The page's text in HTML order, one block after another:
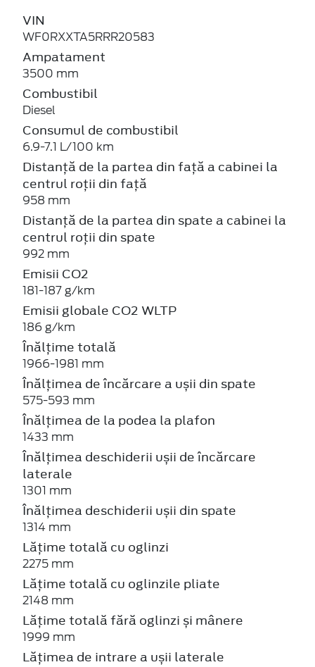
VIN
WF0RXXTA5RRR20583
Ampatament
3500 mm
Combustibil
Diesel
Consumul de combustibil
6.9-7.1 L/100 km
Distanță de la partea din față a cabinei la
centrul roții din față
958 mm
Distanță de la partea din spate a cabinei la
centrul roții din spate
992 mm
Emisii CO2
181-187 g/km
Emisii globale CO2 WLTP
186 g/km
Înălțime totală
1966-1981 mm
Înălțimea de încărcare a ușii din spate
575-593 mm
Înălțimea de la podea la plafon
1433 mm
Înălțimea deschiderii ușii de încărcare
laterale
1301 mm
Înălțimea deschiderii ușii din spate
1314 mm
Lățime totală cu oglinzi
2275 mm
Lățime totală cu oglinzile pliate
2148 mm
Lățime totală fără oglinzi și mânere
1999 mm
Lățimea de intrare a ușii laterale